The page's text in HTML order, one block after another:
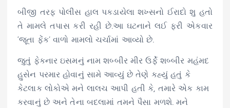
બીજી તરફ પોલીસ હાલ પકડાયેલા શખ્સનો ઈરાદો શુ હતો
તે મામલે તપાસ કરી રહી છે.આ ઘટનાને લઈ ફરી એકવાર
‘જૂતા ફેંક’ વાળો મામલો ચર્ચામાં આવ્યો છે.
જુતું ફેકનાર ઇસમનું નામ શબ્બીર મીર ઉર્ફે શબ્બીર મહંમદ
હુસેન પરમાર હોવાનું સામે આવ્યું છે તેણે કહ્યું હતું કે
કેટલાક લોકોએ મને લાલચ આપી હતી કે, તમારે એક કામ
કરવાનું છે અને તેના બદલામાં તમને પૈસા મળશે. મને